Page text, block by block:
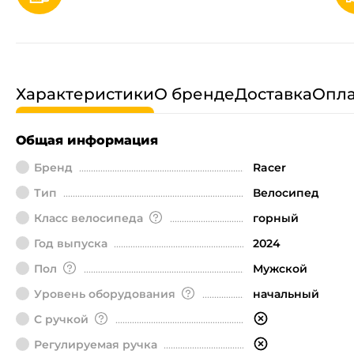
ХарактеристикиО брендеДоставка
Общая информация
Бренд
Racer
Тип
Велосипед
Класс велосипеда
горный
Год выпуска
2024
Пол
Мужской
Уровень оборудования
начальный
С ручкой
Регулируемая ручка